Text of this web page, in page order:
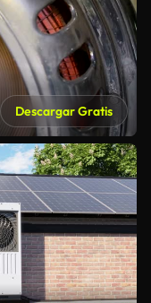
Descargar Gratis